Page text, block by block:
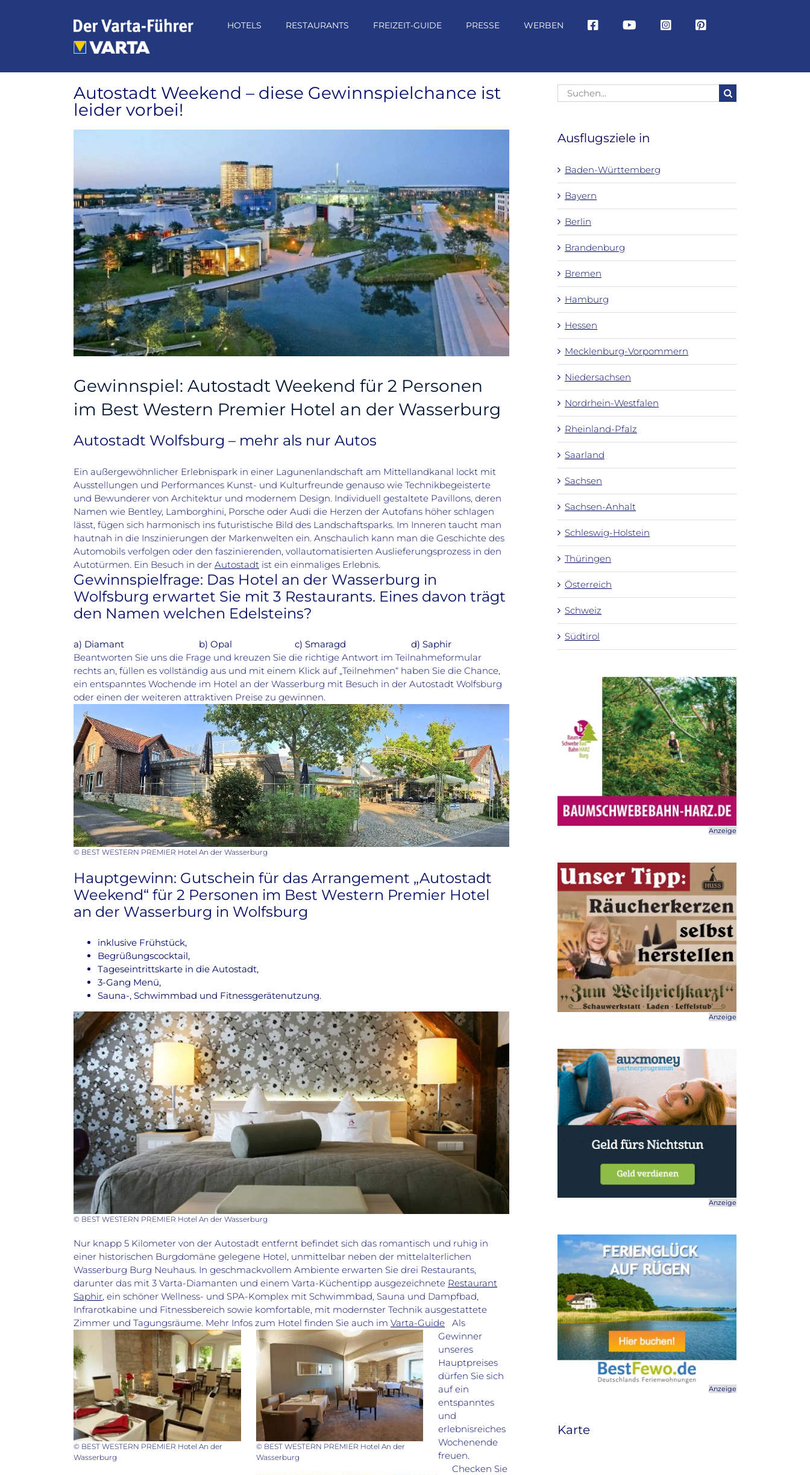
HOTELS RESTAURANTS FREIZEIT-GUIDE PRESSE WERBEN
Autostadt Weekend – diese Gewinnspielchance ist
leider vorbei!
Gewinnspiel: Autostadt Weekend für 2 Personen
im Best Western Premier Hotel an der Wasserburg
Autostadt Wolfsburg – mehr als nur Autos
Ein außergewöhnlicher Erlebnispark in einer Lagunenlandschaft am Mittellandkanal lockt mit
Ausstellungen und Performances Kunst- und Kulturfreunde genauso wie Technikbegeisterte
und Bewunderer von Architektur und modernem Design. Individuell gestaltete Pavillons, deren
Namen wie Bentley, Lamborghini, Porsche oder Audi die Herzen der Autofans höher schlagen
lässt, fügen sich harmonisch ins futuristische Bild des Landschaftsparks. Im Inneren taucht man
hautnah in die Inszinierungen der Markenwelten ein. Anschaulich kann man die Geschichte des
Automobils verfolgen oder den faszinierenden, vollautomatisierten Auslieferungsprozess in den
Autotürmen. Ein Besuch in der Autostadt ist ein einmaliges Erlebnis.
Gewinnspielfrage: Das Hotel an der Wasserburg in
Wolfsburg erwartet Sie mit 3 Restaurants. Eines davon trägt
den Namen welchen Edelsteins?
a) Diamant b) Opal c) Smaragd d) Saphir
Beantworten Sie uns die Frage und kreuzen Sie die richtige Antwort im Teilnahmeformular
rechts an, füllen es vollständig aus und mit einem Klick auf „Teilnehmen“ haben Sie die Chance,
ein entspanntes Wochende im Hotel an der Wasserburg mit Besuch in der Autostadt Wolfsburg
oder einen der weiteren attraktiven Preise zu gewinnen.
© BEST WESTERN PREMIER Hotel An der Wasserburg
Hauptgewinn: Gutschein für das Arrangement „Autostadt
Weekend“ für 2 Personen im Best Western Premier Hotel
an der Wasserburg in Wolfsburg
inklusive Frühstück,
Begrüßungscocktail,
Tageseintrittskarte in die Autostadt,
3-Gang Menü,
Sauna-, Schwimmbad und Fitnessgerätenutzung.
© BEST WESTERN PREMIER Hotel An der Wasserburg
Nur knapp 5 Kilometer von der Autostadt entfernt befindet sich das romantisch und ruhig in
einer historischen Burgdomäne gelegene Hotel, unmittelbar neben der mittelalterlichen
Wasserburg Burg Neuhaus. In geschmackvollem Ambiente erwarten Sie drei Restaurants,
darunter das mit 3 Varta-Diamanten und einem Varta-Küchentipp ausgezeichnete Restaurant
Saphir, ein schöner Wellness- und SPA-Komplex mit Schwimmbad, Sauna und Dampfbad,
Infrarotkabine und Fitnessbereich sowie komfortable, mit modernster Technik ausgestattete
Zimmer und Tagungsräume. Mehr Infos zum Hotel finden Sie auch im Varta-Guide
© BEST WESTERN PREMIER Hotel An der
Wasserburg
© BEST WESTERN PREMIER Hotel An der
Wasserburg
Als
Gewinner
unseres
Hauptpreises
dürfen Sie sich
auf ein
entspanntes
und
erlebnisreiches
Wochenende
freuen.
Checken Sie
Suche
nach:
Ausflugsziele in
Baden-Württemberg
Bayern
Berlin
Brandenburg
Bremen
Hamburg
Hessen
Mecklenburg-Vorpommern
Niedersachsen
Nordrhein-Westfalen
Rheinland-Pfalz
Saarland
Sachsen
Sachsen-Anhalt
Schleswig-Holstein
Thüringen
Österreich
Schweiz
Südtirol
Anzeige
Anzeige
Anzeige
Anzeige
Karte